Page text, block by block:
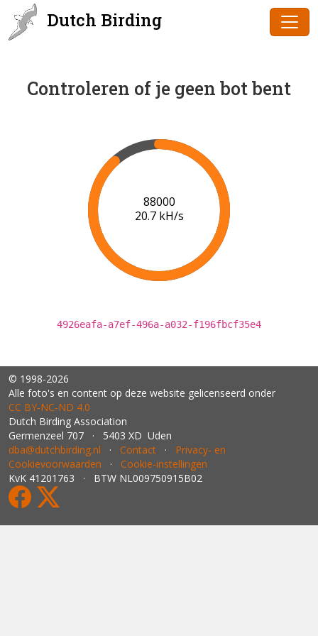
Dutch Birding
Controleren of je geen bot bent
90000
20.7 kH/s
4926eafa-a7ef-496a-a032-f196fbcf35e4
© 1998-2026
Alle foto's en content op deze website gelicenseerd onder
CC BY‑NC‑ND 4.0
Dutch Birding Association
Germenzeel 707 · 5403 XD Uden
dba@dutchbirding.nl · Contact · Privacy- en
Cookievoorwaarden · Cookie-instellingen
KvK 41201763 · BTW NL009750915B02